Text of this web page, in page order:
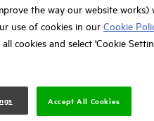
the way our website works)
use of cookies in our Cookie
cookies and select 'Cookie
Accept All Cookies